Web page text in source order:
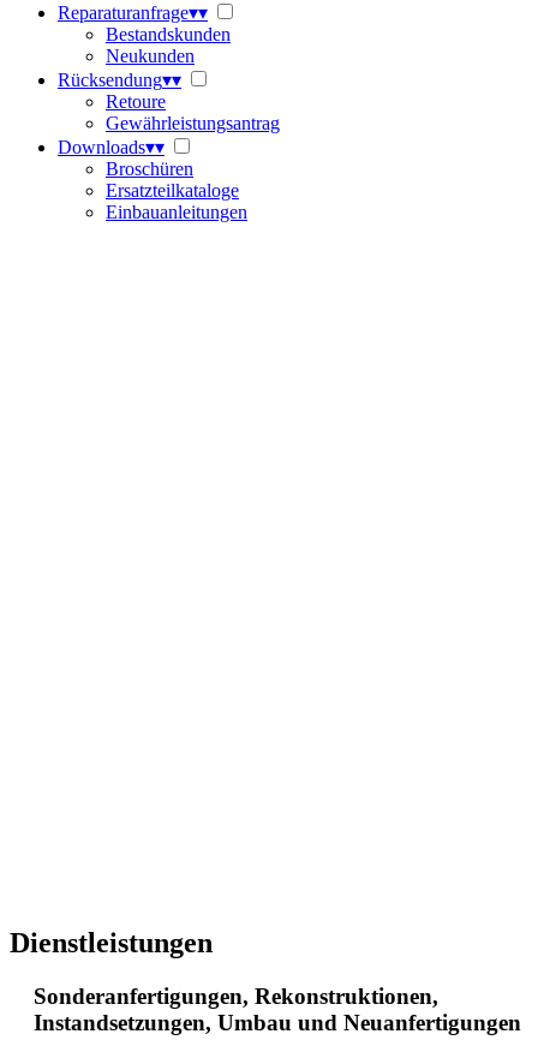
Reparaturanfrage▾▾
Bestandskunden
Neukunden
Rücksendung▾▾
Retoure
Gewährleistungsantrag
Downloads▾▾
Broschüren
Ersatzteilkataloge
Einbauanleitungen
Dienstleistungen
Sonderanfertigungen, Rekonstruktionen,
Instandsetzungen, Umbau und Neuanfertigungen